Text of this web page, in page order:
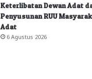
Keterlibatan Dewan Adat
Penyusunan RUU
Adat
6 Agustus 2026